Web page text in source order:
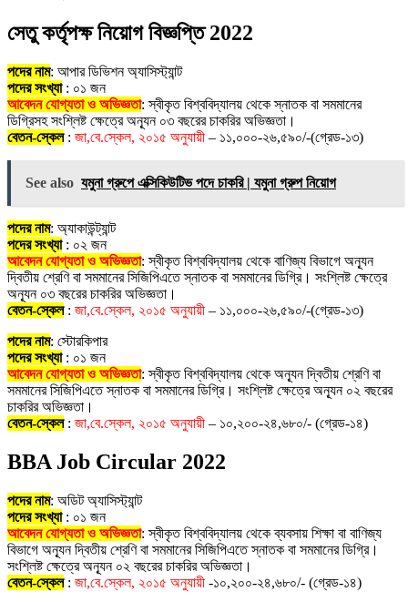
সেতু কর্তৃপক্ষ নিয়োগ বিজ্ঞপ্তি 2022
পদের নাম: আপার ডিভিশন অ্যাসিস্ট্যান্ট
পদের সংখ্যা: ০১ জন
আবেদন যোগ্যতা ও অভিজ্ঞতা: স্বীকৃত বিশ্ববিদ্যালয় থেকে স্নাতক বা সমমানের
ডিগ্রিসহ সংশ্লিষ্ট ক্ষেত্রে অন্যূন ০৩ বছরের চাকরির অভিজ্ঞতা।
বেতন-স্কেল: জা,বে.স্কেল, ২০১৫ অনুযায়ী – ১১,০০০-২৬,৫৯০/-(গ্রেড-১৩)
See also যমুনা গ্রুপে এক্সিকিউটিভ পদে চাকরি | যমুনা গ্রুপ নিয়োগ
পদের নাম: অ্যাকাউন্ট্যান্ট
পদের সংখ্যা: ০২ জন
আবেদন যোগ্যতা ও অভিজ্ঞতা: স্বীকৃত বিশ্ববিদ্যালয় থেকে বাণিজ্য বিভাগে অন্যূন
দ্বিতীয় শ্রেণি বা সমমানের সিজিপিএতে স্নাতক বা সমমানের ডিগ্রি। সংশ্লিষ্ট ক্ষেত্রে
অন্যূন ০৩ বছরের চাকরির অভিজ্ঞতা।
বেতন-স্কেল: জা,বে.স্কেল, ২০১৫ অনুযায়ী – ১১,০০০-২৬,৫৯০/-(গ্রেড-১৩)
পদের নাম: স্টোরকিপার
পদের সংখ্যা: ০১ জন
আবেদন যোগ্যতা ও অভিজ্ঞতা: স্বীকৃত বিশ্ববিদ্যালয় থেকে অন্যূন দ্বিতীয় শ্রেণি বা
সমমানের সিজিপিএতে স্নাতক বা সমমানের ডিগ্রি। সংশ্লিষ্ট ক্ষেত্রে অন্যূন ০২ বছরের
চাকরির অভিজ্ঞতা।
বেতন-স্কেল: জা,বে.স্কেল, ২০১৫ অনুযায়ী – ১০,২০০-২৪,৬৮০/- (গ্রেড-১৪)
BBA Job Circular 2022
পদের নাম: অডিট অ্যাসিস্ট্যান্ট
পদের সংখ্যা: ০১ জন
আবেদন যোগ্যতা ও অভিজ্ঞতা: স্বীকৃত বিশ্ববিদ্যালয় থেকে ব্যবসায় শিক্ষা বা বাণিজ্য
বিভাগে অন্যূন দ্বিতীয় শ্রেণি বা সমমানের সিজিপিএতে স্নাতক বা সমমানের ডিগ্রি।
সংশ্লিষ্ট ক্ষেত্রে অন্যূন ০২ বছরের চাকরির অভিজ্ঞতা।
বেতন-স্কেল: জা,বে.স্কেল, ২০১৫ অনুযায়ী -১০,২০০-২৪,৬৮০/- (গ্রেড-১৪)